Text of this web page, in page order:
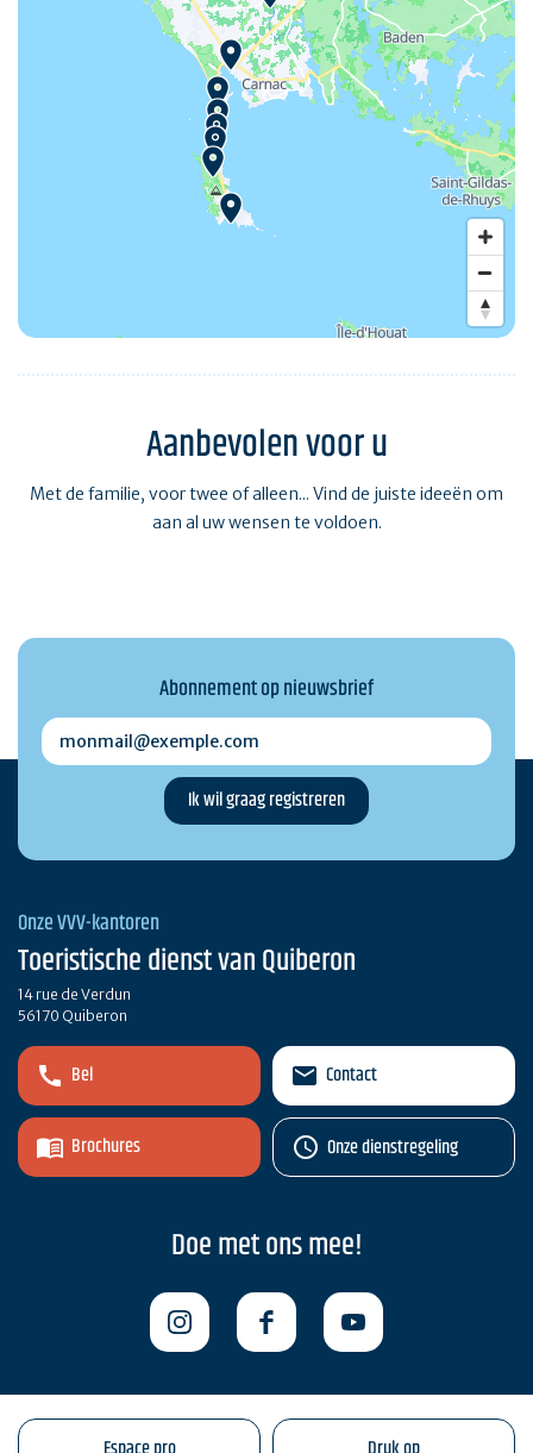
Aanbevolen voor u
Met de familie, voor twee of alleen... Vind de juiste ideeën om
aan al uw wensen te voldoen.
Abonnement op nieuwsbrief
monmail@exemple.com
Onze VVV-kantoren
Toeristische dienst van Quiberon
14 rue de Verdun
56170 Quiberon
Bel
Brochures
Contact
Onze dienstregeling
Doe met ons mee!